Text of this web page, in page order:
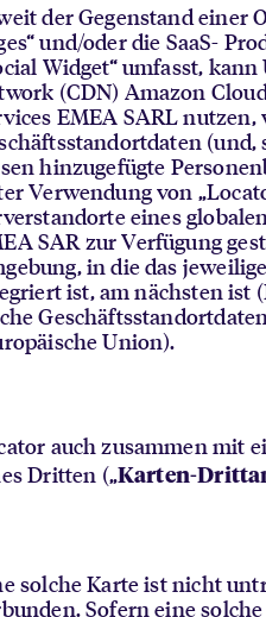
der Gegenstand einer
und/oder die SaaS-
Widget“ umfasst,
(CDN) Amazon
EMEA SARL
(und,
hinzugefügte
Verwendung von
eines
SAR zur Verfügung
in die das
ist, am nächsten ist
Union).
auch zusammen mit
Dritten („Karten-
solche Karte ist nicht
Sofern eine